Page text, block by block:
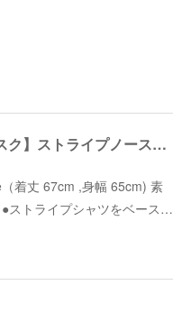
【blanc basque】stripe nosleeve shirt /【ブランバスク】ストライプノースリーブシャツ
着丈 67cm ,身幅 65cm) 素
ストライプシャツをベース…